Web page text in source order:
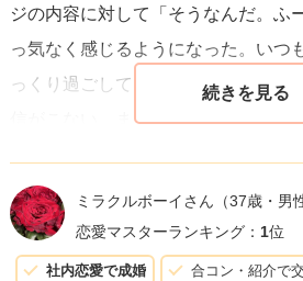
ジの内容に対して「そうなんだ。ふ
っ気なく感じるようになった。いつ
っくり過ごしている時間帯だったの
信がこない。または、未読スルーの
このようなことがあるならば、浮気
うのです。その場合は、相談者様も
がよいと思いますよ。
ミラクルボーイさん （37歳・男
恋愛マスターランキング： 1位
社内恋愛で成婚 合コン・紹介で